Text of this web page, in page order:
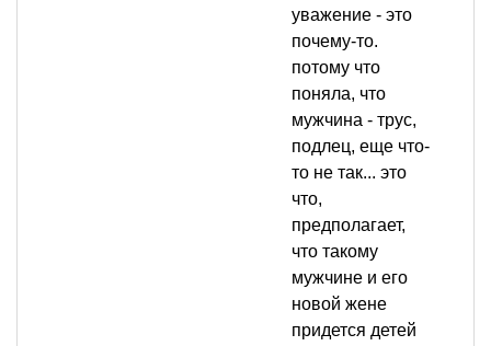
уважение - это
почему-то.
потому что
поняла, что
мужчина - трус,
подлец, еще что-
то не так... это
что,
предполагает,
что такому
мужчине и его
новой жене
придется детей